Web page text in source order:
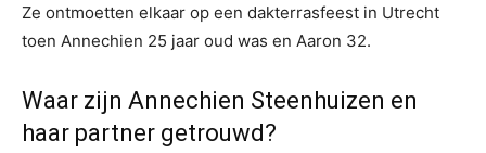
Ze ontmoetten elkaar op een dakterrasfeest in Utrecht
toen Annechien 25 jaar oud was en Aaron 32.
Waar zijn Annechien Steenhuizen en
haar partner getrouwd?